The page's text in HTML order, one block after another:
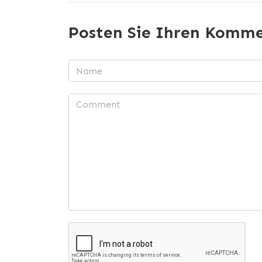
Posten Sie Ihren